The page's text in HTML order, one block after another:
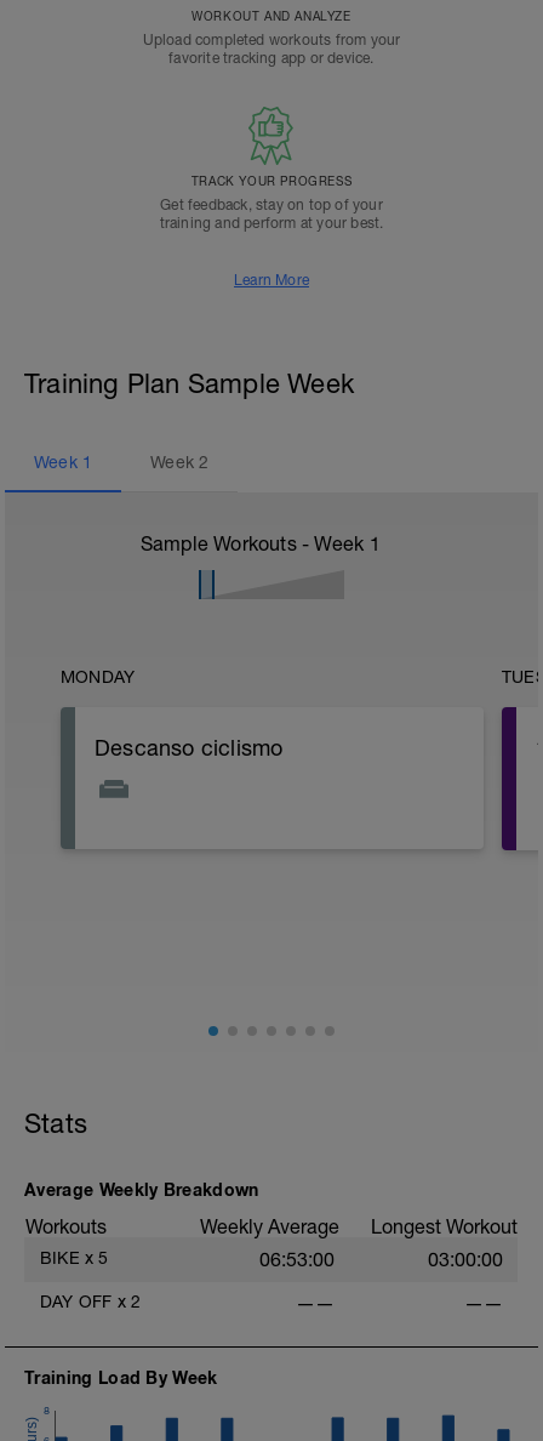
WORKOUT AND ANALYZE
Upload completed workouts from your
favorite tracking app or device.
TRACK YOUR PROGRESS
Get feedback, stay on top of your
training and perform at your best.
Learn More
Training Plan Sample Week
Week 1 Week2
Sample Workouts - Week 1
MONDAY
Descanso ciclismo
Stats
Average Weekly Breakdown
Workouts Weekly Average Longest Workout
BIKE x 5 06:53:00 03:00:00
DAY OFF x 2 —— ——
Training Load By Week
8